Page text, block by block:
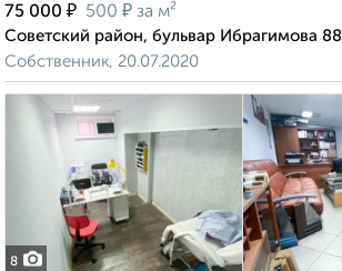
75 000 ₽ 500 ₽ за м²
Советский район, бульвар Ибрагимова 88
Собственник, 20.07.2020
8